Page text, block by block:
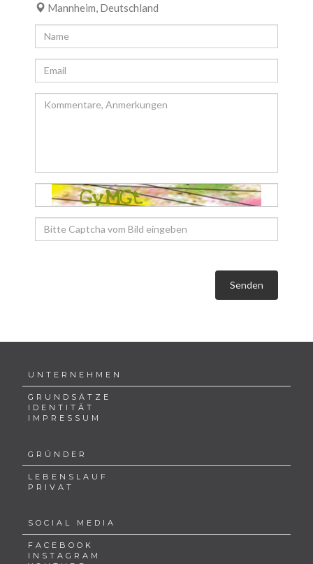
Mannheim, Deutschland
Senden
UNTERNEHMEN
GRUNDSÄTZE
IDENTITÄT
IMPRESSUM
GRÜNDER
LEBENSLAUF
PRIVAT
SOCIAL MEDIA
FACEBOOK
INSTAGRAM